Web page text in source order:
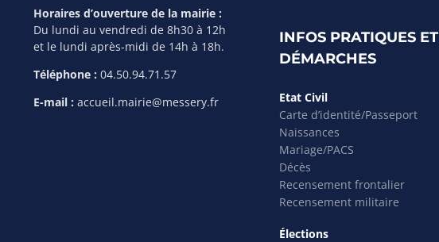
Horaires d’ouverture de la mairie :
Du lundi au vendredi de 8h30 à 12h
et le lundi après-midi de 14h à 18h.
Téléphone : 04.50.94.71.57
E-mail : accueil.mairie@messery.fr
INFOS PRATIQUES ET
DÉMARCHES
Etat Civil
Carte d’identité/Passeport
Naissances
Mariage/PACS
Décès
Recensement frontalier
Recensement militaire
Élections